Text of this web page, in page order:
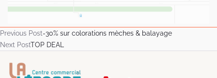
Previous Post-30% sur colorations mèches & balayage
Next PostTOP DEAL